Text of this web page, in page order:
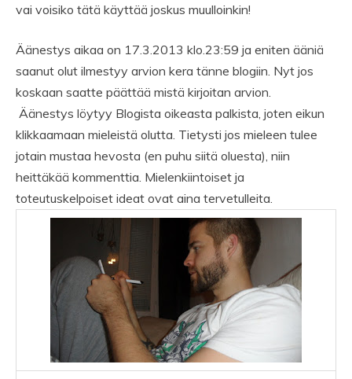
vai voisiko tätä käyttää joskus muulloinkin!
Äänestys aikaa on 17.3.2013 klo.23:59 ja eniten ääniä
saanut olut ilmestyy arvion kera tänne blogiin. Nyt jos
koskaan saatte päättää mistä kirjoitan arvion.
Äänestys löytyy Blogista oikeasta palkista, joten eikun
klikkaamaan mieleistä olutta. Tietysti jos mieleen tulee
jotain mustaa hevosta (en puhu siitä oluesta), niin
heittäkää kommenttia. Mielenkiintoiset ja
toteutuskelpoiset ideat ovat aina tervetulleita.